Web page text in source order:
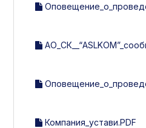
Компания_устави.PDF